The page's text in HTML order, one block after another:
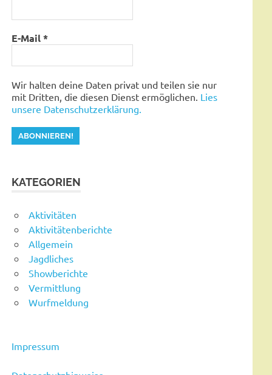
E-Mail*
Wir halten deine Daten privat und teilen sie nur
mit Dritten, die diesen Dienst ermöglichen. Lies
unsere Datenschutzerklärung.
KATEGORIEN
Aktivitäten
Aktivitätenberichte
Allgemein
Jagdliches
Showberichte
Vermittlung
Wurfmeldung
Impressum